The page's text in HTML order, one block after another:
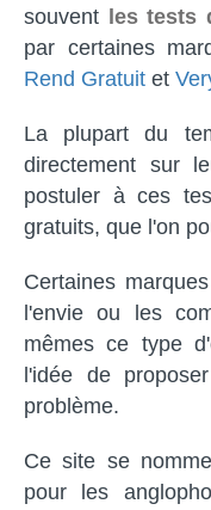
souvent
les tests
par certaines
Rend Gratuit et
La plupart du
directement sur
postuler à ces
gratuits, que l'on
Certaines
l'envie ou les
mêmes ce type
l'idée de
problème.
Ce site se nomme
pour les